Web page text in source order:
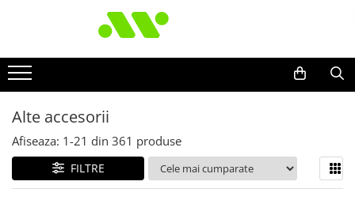
Alte accesorii
Afiseaza: 1-21 din 361 produse
FILTRE